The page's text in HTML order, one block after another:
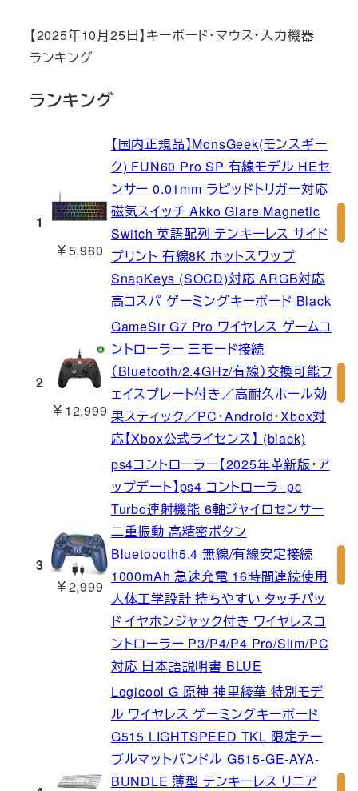
【2025年10月25日】キーボード・マウス・入力機器
ランキング
ランキング
1
￥5,980
【国内正規品】MonsGeek(モンスギー
ク) FUN60 Pro SP 有線モデル HEセ
ンサー 0.01mm ラピッドトリガー対応
磁気スイッチ Akko Glare Magnetic
Switch 英語配列 テンキーレス サイド
プリント 有線8K ホットスワップ
SnapKeys (SOCD)対応 ARGB対応
高コスパ ゲーミングキーボード Black
2
￥12,999
GameSir G7 Pro ワイヤレス ゲームコ
ントローラー 三モード接続
（Bluetooth/2.4GHz/有線）交換可能フ
ェイスプレート付き／高耐久ホール効
果スティック／PC・Android・Xbox対
応【Xbox公式ライセンス】 (black)
3
￥2,999
ps4コントローラー【2025年革新版・ア
ップデート】ps4 コントローラ- pc
Turbo連射機能 6軸ジャイロセンサー
二重振動 高精密ボタン
Bluetoooth5.4 無線/有線安定接続
1000mAh 急速充電 16時間連続使用
人体工学設計 持ちやすい タッチパッ
ド イヤホンジャック付き ワイヤレスコ
ントローラー P3/P4/P4 Pro/Slim/PC
対応 日本語説明書 BLUE
Logicool G 原神 神里綾華 特別モデ
ル ワイヤレス ゲーミングキーボード
G515 LIGHTSPEED TKL 限定テー
ブルマットバンドル G515-GE-AYA-
BUNDLE 薄型 テンキーレス リニア